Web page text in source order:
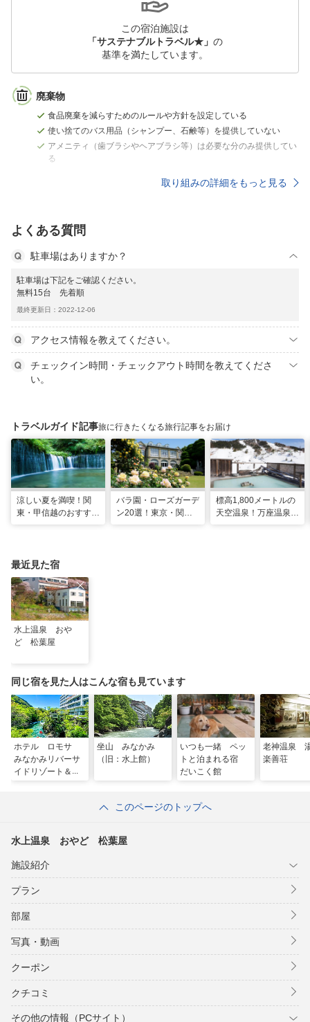
この宿泊施設は
「サステナブルトラベル★」 の
基準を満たしています。
廃棄物
食品廃棄を減らすためのルールや方針を設定している
使い捨てのバス用品（シャンプー、石鹸等）を提供していない
アメニティ（歯ブラシやヘアブラシ等）は必要な分のみ提供してい
る
取り組みの詳細をもっと見る
よくある質問
駐車場はありますか？
駐車場は下記をご確認ください。
無料15台 先着順
最終更新日：2022-12-06
アクセス情報を教えてください。
チェックイン時間・チェックアウト時間を教えてくださ
い。
トラベルガイド記事旅に行きたくなる旅行記事をお届け
涼しい夏を満喫！関
東・甲信越のおすすめ
バラ園・ローズガーデ
ン20選！東京・関東
標高1,800メートルの
天空温泉！万座温泉
最近見た宿
水上温泉 おや
ど 松葉屋
同じ宿を見た人はこんな宿も見ています
ホテル ロモサ
みなかみリバーサ
イドリゾート＆ス
坐山 みなかみ
（旧：水上館）
いつも一緒 ペッ
トと泊まれる宿
だいこく館
老神温泉
楽善荘
このページのトップへ
水上温泉 おやど 松葉屋
施設紹介
プラン
部屋
写真・動画
クーポン
クチコミ
その他の情報（PCサイト）